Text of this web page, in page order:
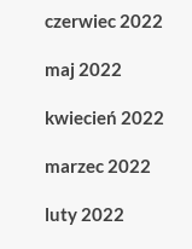
czerwiec 2022
maj 2022
kwiecień 2022
marzec 2022
luty 2022